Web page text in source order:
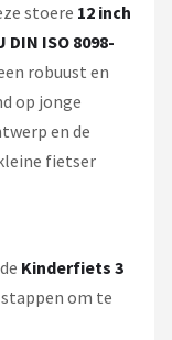
stoere 12 inch
DIN ISO 8098-
robuust en
op jonge
en de
fietser
Kinderfiets 3
om te